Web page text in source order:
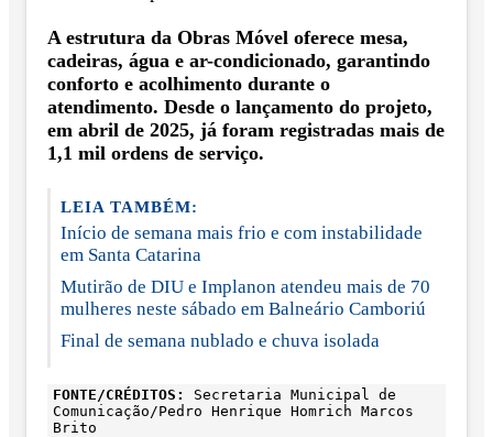
A estrutura da Obras Móvel oferece mesa,
cadeiras, água e ar-condicionado, garantindo
conforto e acolhimento durante o
atendimento. Desde o lançamento do projeto,
em abril de 2025, já foram registradas mais de
1,1 mil ordens de serviço.
LEIA TAMBÉM:
Início de semana mais frio e com instabilidade
em Santa Catarina
Mutirão de DIU e Implanon atendeu mais de 70
mulheres neste sábado em Balneário Camboriú
Final de semana nublado e chuva isolada
FONTE/CRÉDITOS:
Secretaria Municipal de
Comunicação/Pedro Henrique Homrich Marcos
Brito